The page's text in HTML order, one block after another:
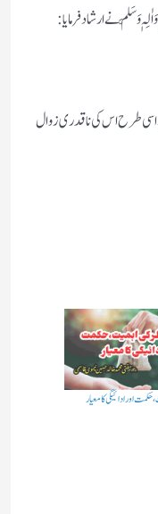
وَسَلَّم نے ارشاد فرمایا:
اسی طرح اس کی ناقدری زوال
اور ادائیگی کا معیار